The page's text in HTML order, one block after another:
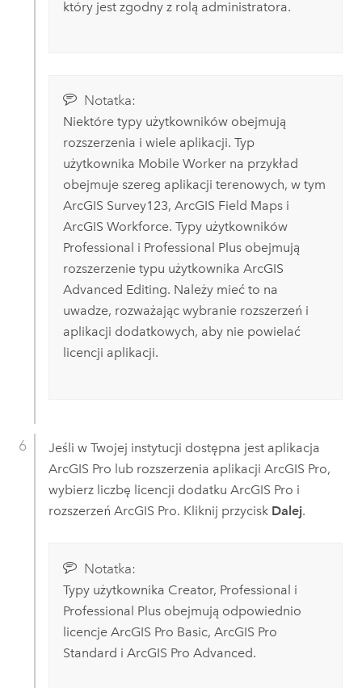
który jest zgodny z rolą administratora.
Notatka:
Niektóre typy użytkowników obejmują
rozszerzenia i wiele aplikacji. Typ
użytkownika Mobile Workerna przykład
obejmuje szereg aplikacji terenowych, w tym
ArcGIS Survey123, ArcGIS Field Mapsi
ArcGIS Workforce. Typy użytkowników
Professional i Professional Plusobejmują
rozszerzenie typu użytkownika ArcGIS
Advanced Editing. Należy mieć to na
uwadze, rozważając wybranie rozszerzeń i
aplikacji dodatkowych, aby nie powielać
licencji aplikacji.
Jeśli w Twojej instytucji dostępna jest aplikacja
ArcGIS Pro lub rozszerzenia aplikacji ArcGIS Pro,
wybierz liczbę licencji dodatku ArcGIS Pro i
rozszerzeń ArcGIS Pro. Kliknij przycisk Dalej.
Notatka:
Typy użytkownika Creator, Professional i
Professional Plusobejmują odpowiednio
licencje ArcGIS Pro Basic, ArcGIS Pro
Standard i ArcGIS Pro Advanced.